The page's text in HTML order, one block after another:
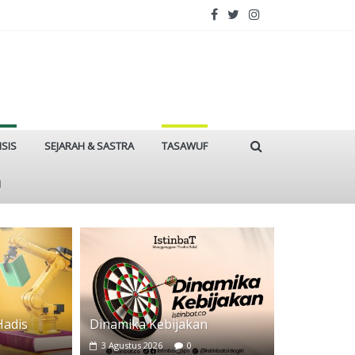
SEJARAH & SASTRA TASAWUF
Dinamika Kebijakan
3 Agustus 2026 0